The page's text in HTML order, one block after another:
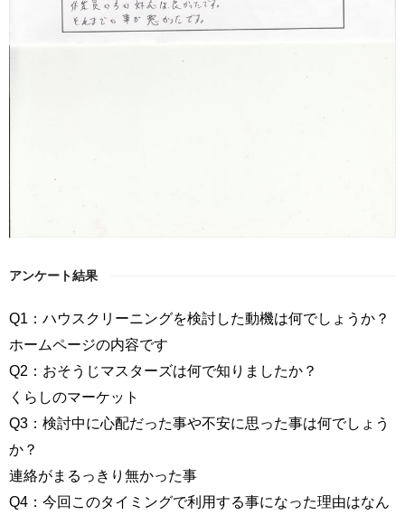
アンケート結果
Q1：ハウスクリーニングを検討した動機は何でしょうか？
ホームページの内容です
Q2：おそうじマスターズは何で知りましたか？
くらしのマーケット
Q3：検討中に心配だった事や不安に思った事は何でしょう
か？
連絡がまるっきり無かった事
Q4：今回このタイミングで利用する事になった理由はなん